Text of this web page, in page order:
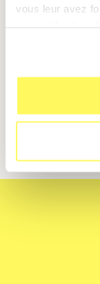
vous leur avez
simple !
Et si vous
location avec